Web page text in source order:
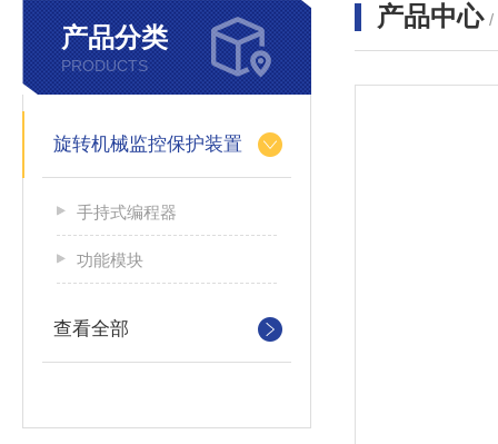
产品分类
PRODUCTS
旋转机械监控保护装置
手持式编程器
功能模块
查看全部
产品中心 /